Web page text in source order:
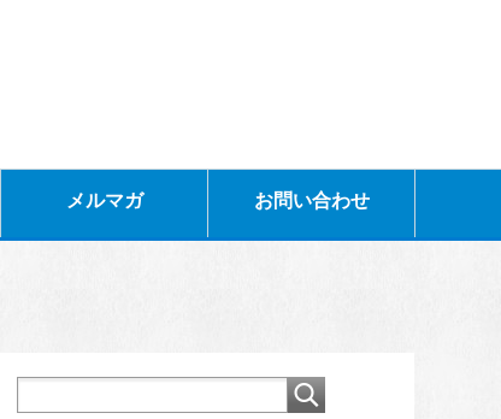
メルマガ お問い合わせ